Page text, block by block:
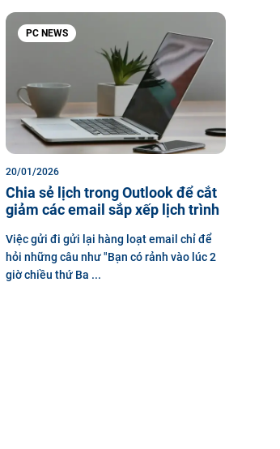
PC NEWS
20/01/2026
Chia sẻ lịch trong Outlook để cắt
giảm các email sắp xếp lịch trình
Việc gửi đi gửi lại hàng loạt email chỉ để
hỏi những câu như "Bạn có rảnh vào lúc 2
giờ chiều thứ Ba ...